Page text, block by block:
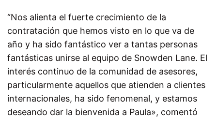
“Nos alienta el fuerte crecimiento de la
contratación que hemos visto en lo que va de
año y ha sido fantástico ver a tantas personas
fantásticas unirse al equipo de Snowden Lane. El
interés continuo de la comunidad de asesores,
particularmente aquellos que atienden a clientes
internacionales, ha sido fenomenal, y estamos
deseando dar la bienvenida a Paula», comentó